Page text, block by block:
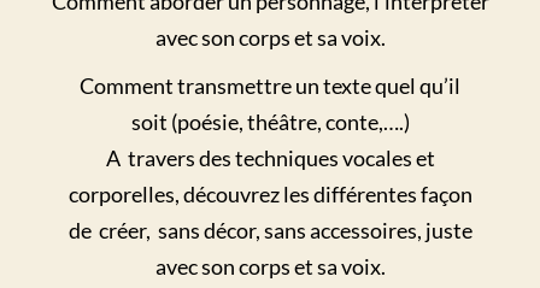
avec son corps et sa voix.
Comment transmettre un texte quel qu’il
soit (poésie, théâtre, conte,….)
A travers des techniques vocales et
corporelles, découvrez les différentes façon
de créer, sans décor, sans accessoires, juste
avec son corps et sa voix.